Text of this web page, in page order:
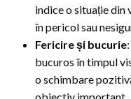
indice o situație din
în pericol sau
Fericire și bucurie
bucuros în timpul
o schimbare